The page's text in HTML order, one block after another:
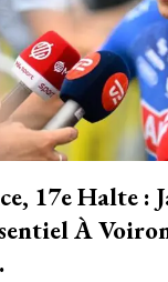
17e Halte :
À